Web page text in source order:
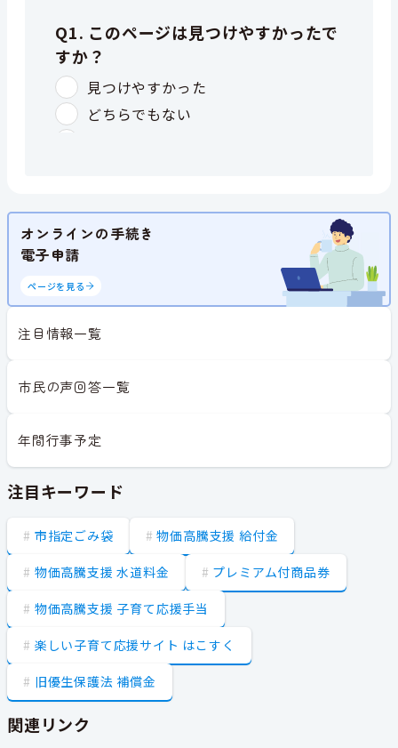
オンラインの手続き
電子申請
ページを見る
注目情報一覧
市民の声回答一覧
年間行事予定
注目キーワード
市指定ごみ袋 物価高騰支援 給付金
物価高騰支援 水道料金 プレミアム付商品券
物価高騰支援 子育て応援手当
楽しい子育て応援サイト はこすく
旧優生保護法 補償金
関連リンク